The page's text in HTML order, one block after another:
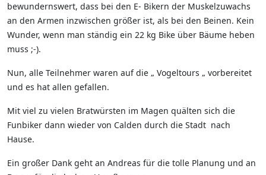
bewundernswert, dass bei den E- Bikern der Muskelzuwachs
an den Armen inzwischen größer ist, als bei den Beinen. Kein
Wunder, wenn man ständig ein 22 kg Bike über Bäume heben
muss ;-).
Nun, alle Teilnehmer waren auf die „ Vogeltours „ vorbereitet
und es hat allen gefallen.
Mit viel zu vielen Bratwürsten im Magen quälten sich die
Funbiker dann wieder von Calden durch die Stadt nach
Hause.
Ein großer Dank geht an Andreas für die tolle Planung und an